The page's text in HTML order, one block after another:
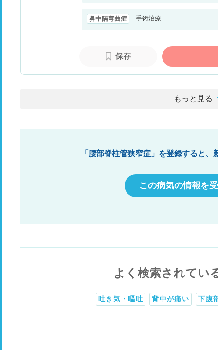
鼻中隔弯曲症 手術治療
保存
もっと見る
「腰部脊柱管狭窄症」を登録すると
この病気の情報を
よく検索されてい
吐き気・嘔吐 背中が痛い 下腹